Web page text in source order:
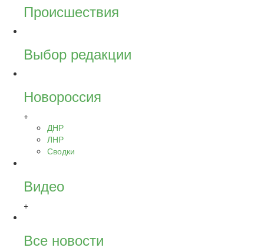
Происшествия
Выбор редакции
Новороссия
+
ДНР
ЛНР
Сводки
Видео
+
Все новости